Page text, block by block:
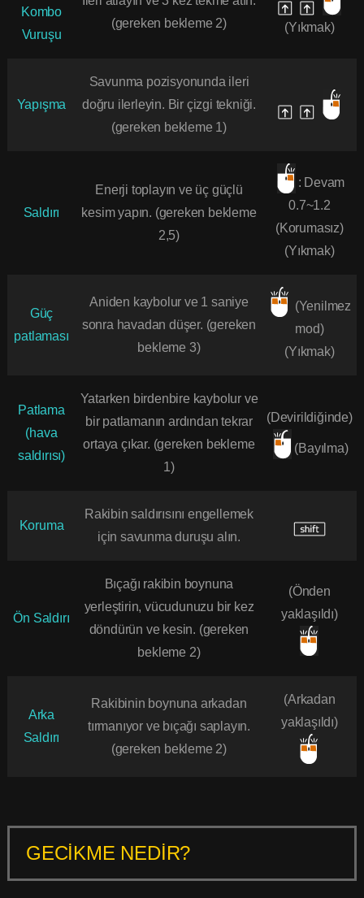
Kombo
Vuruşu
(gereken bekleme 2)
(Yıkmak)
Yapışma
Savunma pozisyonunda ileri
doğru ilerleyin. Bir çizgi tekniği.
(gereken bekleme 1)
Saldırı
Enerji toplayın ve üç güçlü
kesim yapın. (gereken bekleme
2,5)
: Devam
0.7~1.2
(Korumasız)
(Yıkmak)
Güç
patlaması
Aniden kaybolur ve 1 saniye
sonra havadan düşer. (gereken
bekleme 3)
(Yenilmez
mod)
(Yıkmak)
Patlama
(hava
saldırısı)
Yatarken birdenbire kaybolur ve
bir patlamanın ardından tekrar
ortaya çıkar. (gereken bekleme
1)
(Devirildiğinde)
(Bayılma)
Koruma
Rakibin saldırısını engellemek
için savunma duruşu alın.
Ön Saldırı
Bıçağı rakibin boynuna
yerleştirin, vücudunuzu bir kez
döndürün ve kesin. (gereken
bekleme 2)
(Önden
yaklaşıldı)
Arka
Saldırı
Rakibinin boynuna arkadan
tırmanıyor ve bıçağı saplayın.
(gereken bekleme 2)
(Arkadan
yaklaşıldı)
GECİKME NEDİR?